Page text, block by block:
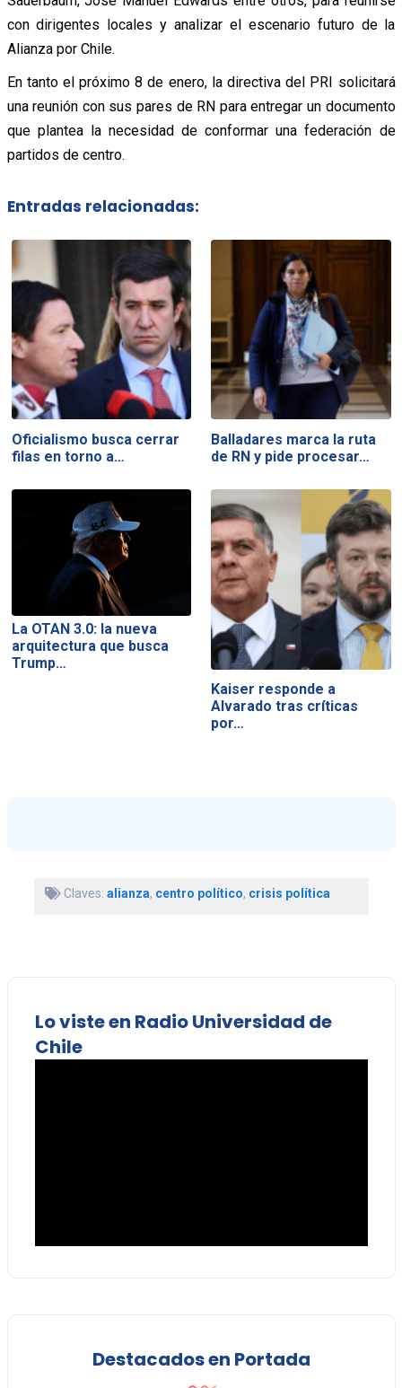
con dirigentes locales y analizar el escenario futuro de la
Alianza por Chile.
En tanto el próximo 8 de enero, la directiva del PRI solicitará
una reunión con sus pares de RN para entregar un documento
que plantea la necesidad de conformar una federación de
partidos de centro.
Entradas relacionadas:
Oficialismo busca cerrar
filas en torno a…
Balladares marca la ruta
de RN y pide procesar…
La OTAN 3.0: la nueva
arquitectura que busca
Trump…
Kaiser responde a
Alvarado tras críticas
por…
Claves: alianza, centro político, crisis política
Lo viste en Radio Universidad de
Chile
Destacados en Portada